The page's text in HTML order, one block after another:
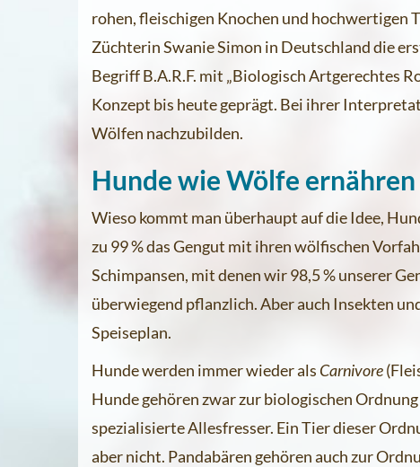
rohen, fleischigen Knochen und
Züchterin Swanie Simon in Deutschland die
Begriff B.A.R.F. mit „Biologisch Artgerechtes
Konzept bis heute geprägt. Bei ihrer
Wölfen nachzubilden.
Hunde wie Wölfe ernähren
Wieso kommt man überhaupt auf die Idee,
zu 99 % das Gengut mit ihren wölfischen
Schimpansen, mit denen wir 98,5 % unserer
überwiegend pflanzlich. Aber auch Insekten
Speiseplan.
Hunde werden immer wieder als Carnivore
Hunde gehören zwar zur biologischen
spezialisierte Allesfresser. Ein Tier dieser
aber nicht. Pandabären gehören auch zur